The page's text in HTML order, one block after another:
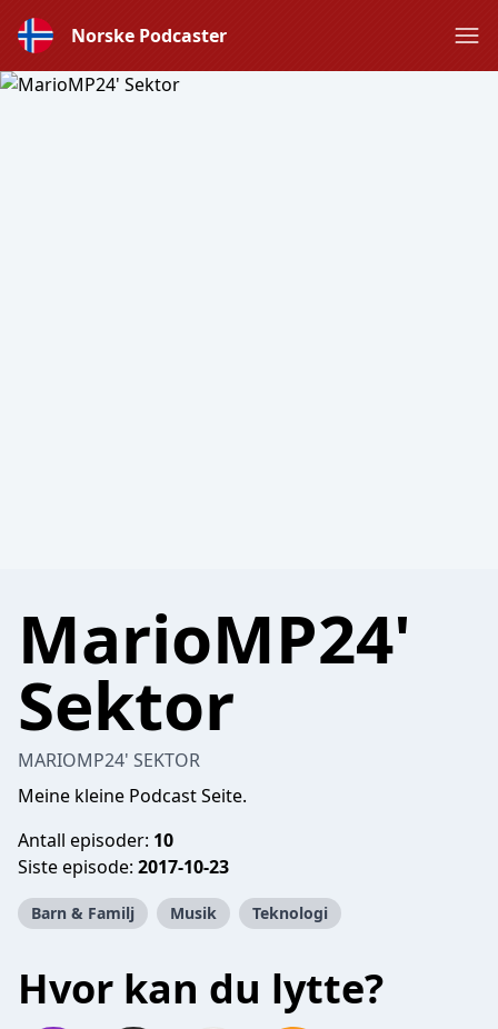
Norske Podcaster
MarioMP24'
Sektor
MARIOMP24' SEKTOR
Meine kleine Podcast Seite.
Antall episoder: 10
Siste episode: 2017-10-23
Barn & Familj Musik Teknologi
Hvor kan du lytte?